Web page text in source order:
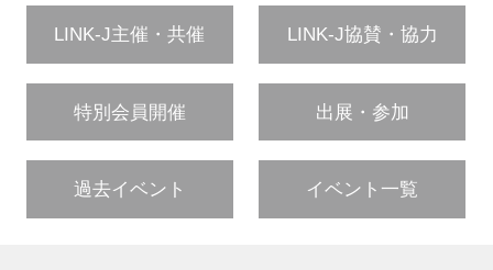
LINK-J主催・共催 LINK-J協賛・協力
特別会員開催 出展・参加
過去イベント イベント一覧